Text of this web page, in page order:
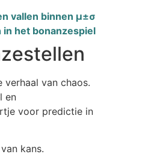
vallen binnen μ±σ
het bonanzespiel
van chaos.
en
voor predictie in
kans.